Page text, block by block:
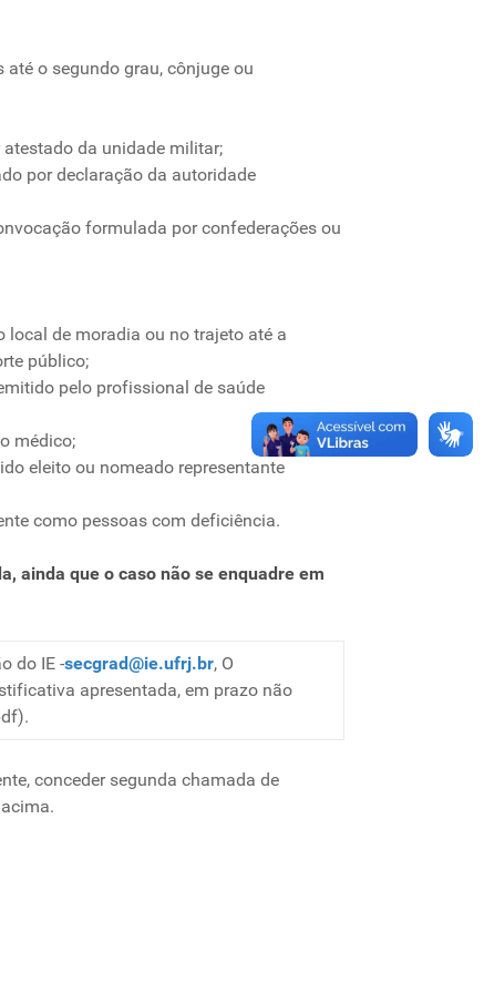
o segundo grau, cônjuge ou
da unidade militar;
por declaração da autoridade
formulada por confederações ou
local de moradia ou no trajeto até a
público;
pelo profissional de saúde
médico;
eleito ou nomeado representante
como pessoas com deficiência.
ainda que o caso não se enquadre em
do IE -secgrad@ie.ufrj.br, O
apresentada, em prazo não
conceder segunda chamada de